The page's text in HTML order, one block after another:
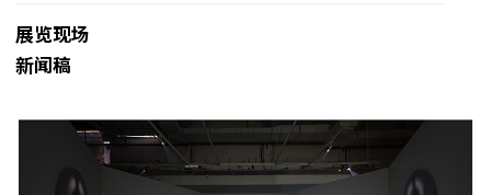
展览现场
新闻稿